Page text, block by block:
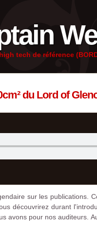
tech de référence
du Lord of
sur les publications.
découvrirez durant
avons pour nos auditeurs.